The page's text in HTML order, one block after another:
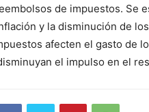
de impuestos. Se
y la disminución de los
afecten el gasto de
el impulso en el